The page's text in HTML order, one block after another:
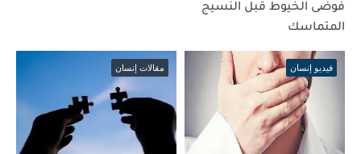
فوضى الخيوط قبل النسيج
المتماسك
فيديو إنسان مقالات إنسان